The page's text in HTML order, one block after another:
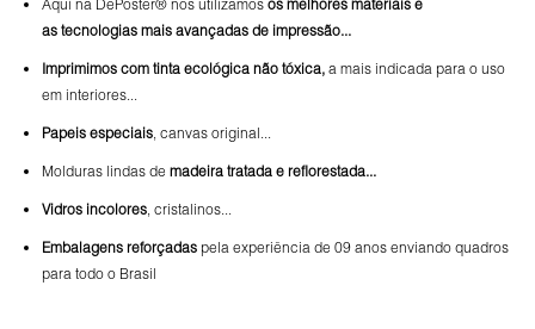
Aqui na DePoster® nós utilizamos os melhores materiais e
as tecnologias mais avançadas de impressão...
Imprimimos com tinta ecológica não tóxica, a mais indicada para o uso
em interiores...
Papeis especiais, canvas original...
Molduras lindas de madeira tratada e reflorestada...
Vidros incolores, cristalinos...
Embalagens reforçadas pela experiência de 09 anos enviando quadros
para todo o Brasil